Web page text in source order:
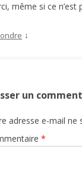
même si ce n’est
↓
un
adresse e-mail ne
*